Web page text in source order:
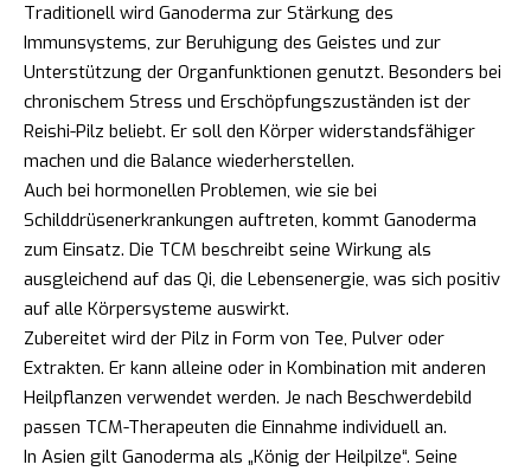
Traditionell wird Ganoderma zur Stärkung des
Immunsystems, zur Beruhigung des Geistes und zur
Unterstützung der Organfunktionen genutzt. Besonders bei
chronischem Stress und Erschöpfungszuständen ist der
Reishi-Pilz beliebt. Er soll den Körper widerstandsfähiger
machen und die Balance wiederherstellen.
Auch bei hormonellen Problemen, wie sie bei
Schilddrüsenerkrankungen auftreten, kommt Ganoderma
zum Einsatz. Die TCM beschreibt seine Wirkung als
ausgleichend auf das Qi, die Lebensenergie, was sich positiv
auf alle Körpersysteme auswirkt.
Zubereitet wird der Pilz in Form von Tee, Pulver oder
Extrakten. Er kann alleine oder in Kombination mit anderen
Heilpflanzen verwendet werden. Je nach Beschwerdebild
passen TCM-Therapeuten die Einnahme individuell an.
In Asien gilt Ganoderma als „König der Heilpilze“. Seine